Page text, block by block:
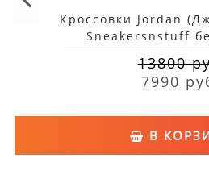
Кроссовки Jordan
Sneakersnstuff
13800
7990
В